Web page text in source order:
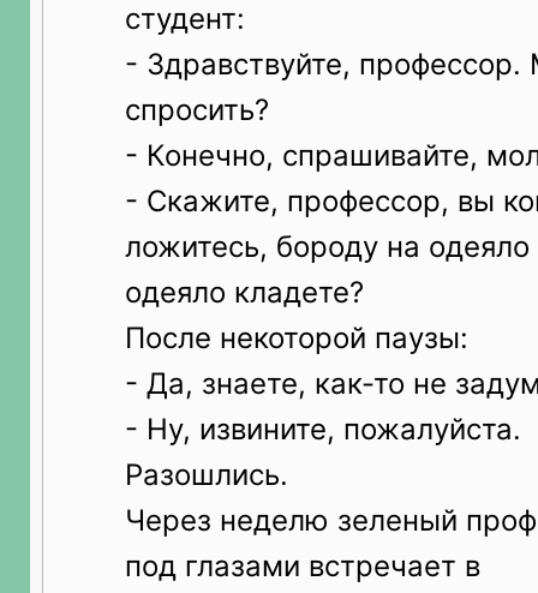
студент:
- Здравствуйте,
спросить?
- Конечно, спрашивайте,
- Скажите, профессор, вы
ложитесь, бороду на
одеяло кладете?
После некоторой паузы:
- Да, знаете, как-то не
- Ну, извините, пожалуйста.
Разошлись.
Через неделю зеленый
под глазами встречает в